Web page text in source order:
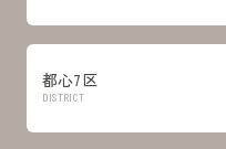
都心7区
DISTRICT